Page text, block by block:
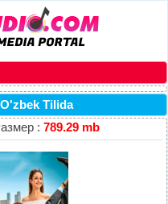
Tilida
: 789.29 mb